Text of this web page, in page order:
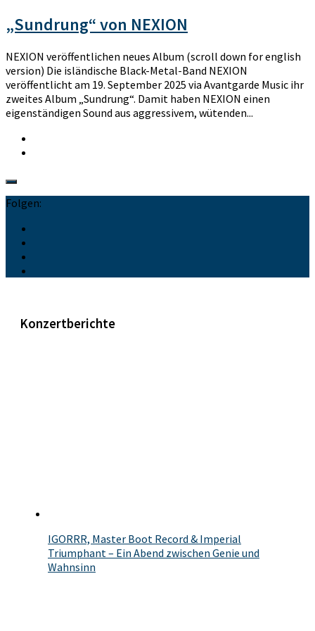
„Sundrung“ von NEXION
NEXION veröffentlichen neues Album (scroll down for english
version) Die isländische Black-Metal-Band NEXION
veröffentlicht am 19. September 2025 via Avantgarde Music ihr
zweites Album „Sundrung“. Damit haben NEXION einen
eigenständigen Sound aus aggressivem, wütenden...
Folgen:
Konzertberichte
IGORRR, Master Boot Record & Imperial
Triumphant – Ein Abend zwischen Genie und
Wahnsinn